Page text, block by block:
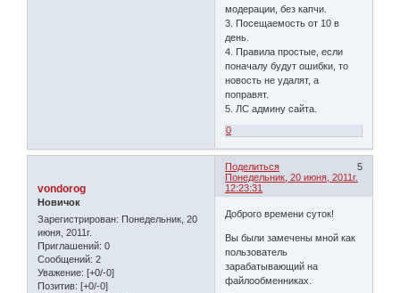
модерации, без капчи.
3. Посещаемость от 10 в
день.
4. Правила простые, если
поначалу будут ошибки, то
новость не удалят, а
поправят.
5. ЛС админу сайта.
0
Поделиться
5
Понедельник, 20 июня, 2011г.
12:23:31
vondorog
Новичок
Зарегистрирован: Понедельник, 20
июня, 2011г.
Приглашений: 0
Сообщений: 2
Уважение: [+0/-0]
Позитив: [+0/-0]
Доброго времени суток!
Вы были замечены мной как
пользователь
зарабатывающий на
файлообменниках.